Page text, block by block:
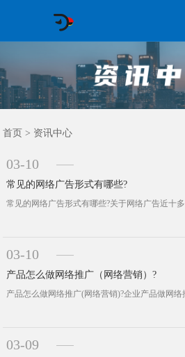
首页
GEO常见问题
GEO优化
海外GEO
网络营销
企业培训
软件开发
政策申报
资讯中心
关于我们
首页 > 资讯中心
03-10
常见的网络广告形式有哪些?
03-10
产品怎么做网络推广（网络营销）?
03-09